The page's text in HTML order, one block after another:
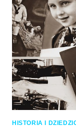
HISTORIA I